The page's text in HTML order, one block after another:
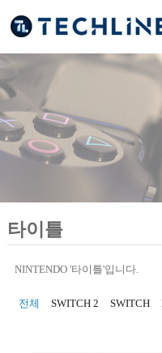
타이틀
NINTENDO '타이틀'입니다.
전체 SWITCH 2 SWITCH